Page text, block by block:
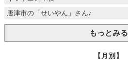
唐津市の「せいやん」さん♪
もっとみる
【月別】